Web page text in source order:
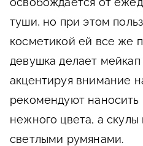
туши, но при этом
косметикой ей все же
девушка делает
акцентируя внимание
рекомендуют наносить
нежного цвета, а скулы
светлыми румянами.